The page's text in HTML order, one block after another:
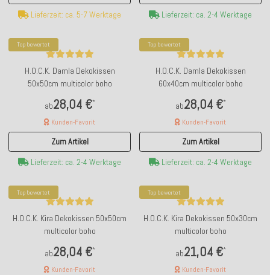
Lieferzeit: ca. 5-7 Werktage
Lieferzeit: ca. 2-4 Werktage
Top bewertet
H.O.C.K. Damla Dekokissen
50x50cm multicolor boho
ab28,04 €*
Kunden-Favorit
Zum Artikel
Lieferzeit: ca. 2-4 Werktage
Top bewertet
H.O.C.K. Damla Dekokissen
60x40cm multicolor boho
ab28,04 €*
Kunden-Favorit
Zum Artikel
Lieferzeit: ca. 2-4 Werktage
Top bewertet
H.O.C.K. Kira Dekokissen 50x50cm
multicolor boho
ab28,04 €*
Kunden-Favorit
Top bewertet
H.O.C.K. Kira Dekokissen 50x30cm
multicolor boho
ab21,04 €*
Kunden-Favorit